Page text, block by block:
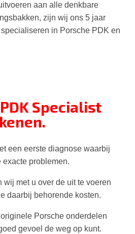
aan alle denkbare
zijn wij ons 5 jaar
in Porsche PDK en
Specialist
een eerste diagnose waarbij
exacte problemen.
wij met u over de uit te voeren
daarbij behorende kosten.
Porsche onderdelen
gevoel de weg op kunt.